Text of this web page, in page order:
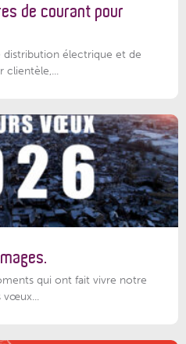
de courant pour
distribution électrique et de
clientèle,...
qui ont fait vivre notre
vœux...